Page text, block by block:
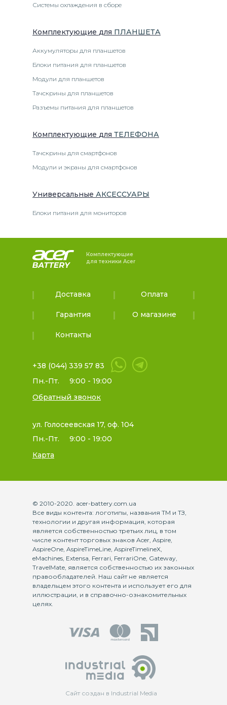
Системы охлаждения в сборе
Комплектующие для ПЛАНШЕТА
Аккумуляторы для планшетов
Блоки питания для планшетов
Модули для планшетов
Тачскрины для планшетов
Разъемы питания для планшетов
Комплектующие для ТЕЛЕФОНА
Тачскрины для смартфонов
Модули и экраны для смартфонов
Универсальные АКСЕССУАРЫ
Блоки питания для мониторов
Комплектующие
для техники Acer
Доставка Оплата
Гарантия О магазине
Контакты
+38 (044) 339 57 83
Пн.-Пт.
9:00 - 19:00
Обратный звонок
ул. Голосеевская 17, оф. 104
Пн.-Пт.
9:00 - 19:00
Карта
© 2010-2020. acer-battery.com.ua
Все виды контента: логотипы, названия ТМ и ТЗ,
технологии и другая информация, которая
является собственностью третьих лиц, в том
числе контент торговых знаков Acer, Aspire,
AspireOne, AspireTimeLine, AspireTimelineX,
eMachines, Extensa, Ferrari, FerrariOne, Gateway,
TravelMate, является собственностью их законных
правообладателей. Наш сайт не является
владельцем этого контента и использует его для
иллюстрации, и в справочно-ознакомительных
целях.
Сайт создан в Industrial Media